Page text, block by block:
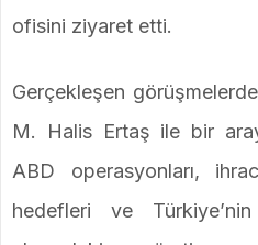
ofisini ziyaret etti.
Gerçekleşen
M. Halis Ertaş ile bir
ABD operasyonları,
hedefleri ve